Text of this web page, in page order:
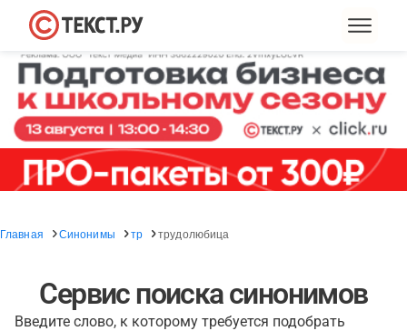
Главная Синонимы тр трудолюбица
Сервис поиска синонимов
Введите слово, к которому требуется подобрать